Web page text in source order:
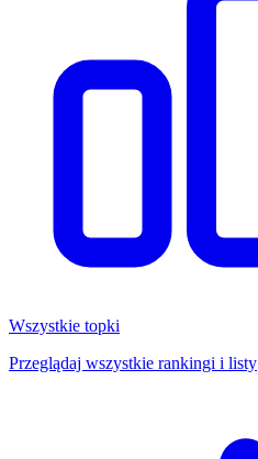
Wszystkie topki
Przeglądaj wszystkie rankingi i listy